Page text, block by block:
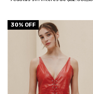
30% OFF